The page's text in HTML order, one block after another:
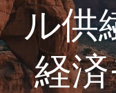
ル供
経